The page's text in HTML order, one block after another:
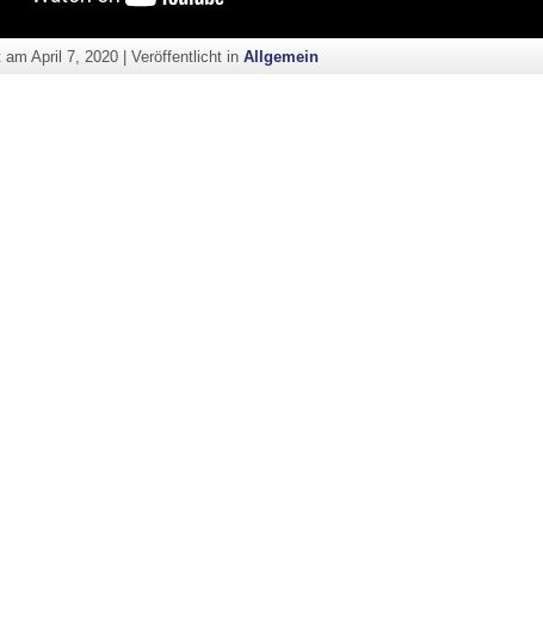
amApril 7, 2020 |Veröffentlicht inAllgemein